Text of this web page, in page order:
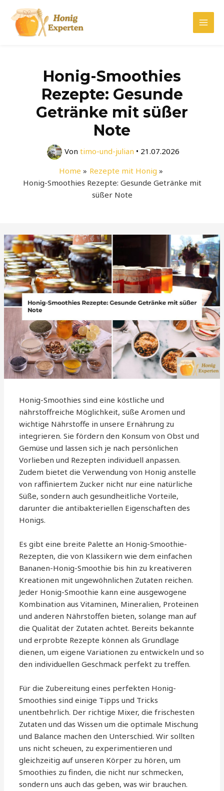
Inhalt
springen
Main
Honig-Smoothies
Rezepte: Gesunde
Getränke mit süßer
Note
Von timo-und-julian • 21.07.2026
Home
Rezepte mit Honig
Honig-Smoothies Rezepte: Gesunde Getränke mit
süßer Note
Honig-Smoothies sind eine köstliche und
nährstoffreiche Möglichkeit, süße Aromen und
wichtige Nährstoffe in unsere Ernährung zu
integrieren. Sie fördern den Konsum von Obst und
Gemüse und lassen sich je nach persönlichen
Vorlieben und Rezepten individuell anpassen.
Zudem bietet die Verwendung von Honig anstelle
von raffiniertem Zucker nicht nur eine natürliche
Süße, sondern auch gesundheitliche Vorteile,
darunter die antibakteriellen Eigenschaften des
Honigs.
Es gibt eine breite Palette an Honig-Smoothie-
Rezepten, die von Klassikern wie dem einfachen
Bananen-Honig-Smoothie bis hin zu kreativeren
Kreationen mit ungewöhnlichen Zutaten reichen.
Jeder Honig-Smoothie kann eine ausgewogene
Kombination aus Vitaminen, Mineralien, Proteinen
und anderen Nährstoffen bieten, solange man auf
die Qualität der Zutaten achtet. Bereits bekannte
und erprobte Rezepte können als Grundlage
dienen, um eigene Variationen zu entwickeln und so
den individuellen Geschmack perfekt zu treffen.
Für die Zubereitung eines perfekten Honig-
Smoothies sind einige Tipps und Tricks
unentbehrlich. Der richtige Mixer, die frischesten
Zutaten und das Wissen um die optimale Mischung
und Balance machen den Unterschied. Wir sollten
uns nicht scheuen, zu experimentieren und
gleichzeitig auf unseren Körper zu hören, um
Smoothies zu finden, die nicht nur schmecken,
sondern uns auch das geben, was wir brauchen.